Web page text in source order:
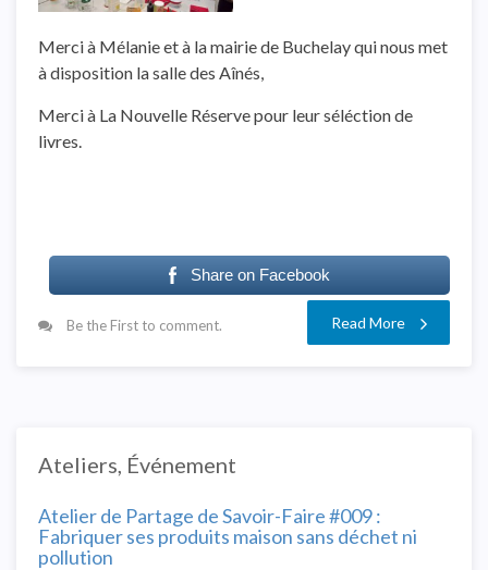
Merci à Mélanie et à la mairie de Buchelay qui nous met
à disposition la salle des Aînés,
Merci à La Nouvelle Réserve pour leur séléction de
livres.
Share on Facebook
Be the First to comment. Read More
Ateliers Événement
Atelier de Partage de Savoir-Faire #009 :
Fabriquer ses produits maison sans déchet ni
pollution